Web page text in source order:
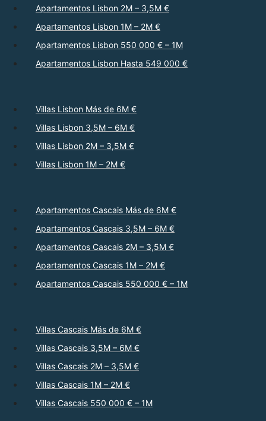
Apartamentos Lisbon 2M – 3,5M €
Apartamentos Lisbon 1M – 2M €
Apartamentos Lisbon 550 000 € – 1M
Apartamentos Lisbon Hasta 549 000 €
Villas Lisbon Más de 6M €
Villas Lisbon 3,5M – 6M €
Villas Lisbon 2M – 3,5M €
Villas Lisbon 1M – 2M €
Apartamentos Cascais Más de 6M €
Apartamentos Cascais 3,5M – 6M €
Apartamentos Cascais 2M – 3,5M €
Apartamentos Cascais 1M – 2M €
Apartamentos Cascais 550 000 € – 1M
Villas Cascais Más de 6M €
Villas Cascais 3,5M – 6M €
Villas Cascais 2M – 3,5M €
Villas Cascais 1M – 2M €
Villas Cascais 550 000 € – 1M